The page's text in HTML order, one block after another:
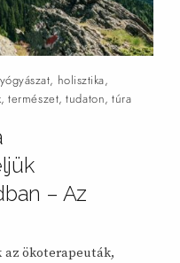
, holisztika,
,természet,tudaton,túra
– Az
ökoterapeuták,